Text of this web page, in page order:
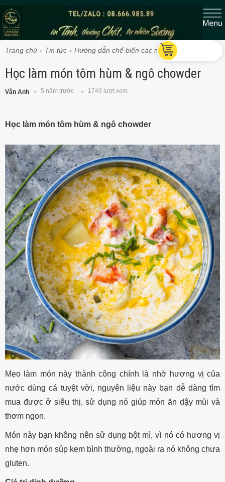
Trang chủ Tin tức Hướng dẫn chế biến các món Tôm hùm
Học làm món tôm hùm & ngô chowder
Vân Anh 5 năm trước 1749 lượt xem
Học làm món tôm hùm & ngô chowder
Mẹo làm món này thành công chính là nhờ hương vị của
nước dùng cá tuyệt vời, nguyên liệu này bạn dễ dàng tìm
mua được ở siêu thị, sử dụng nó giúp món ăn dậy mùi và
thơm ngon.
Món này bạn không nên sử dụng bột mì, vì nó có hương vị
nhẹ hơn món súp kem bình thường, ngoài ra nó không chưa
gluten.